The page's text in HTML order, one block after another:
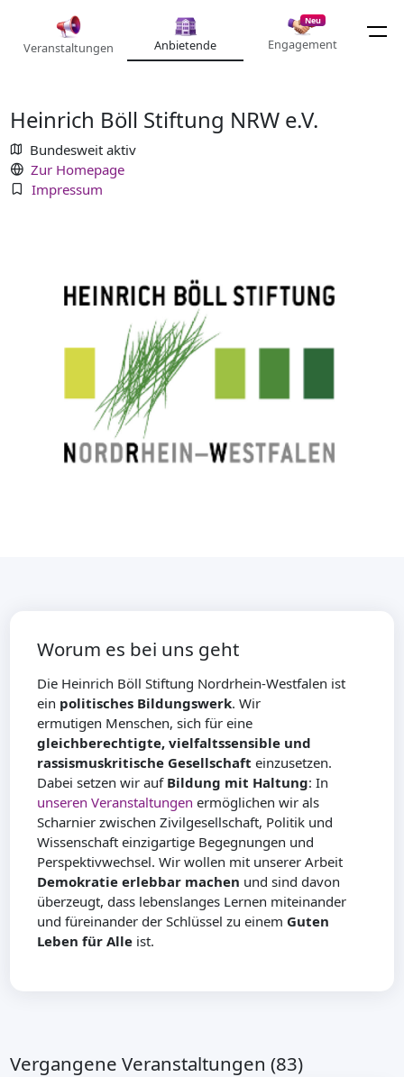
Veranstaltungen Anbietende
Neu
Engagement
Heinrich Böll Stiftung NRW e.V.
Bundesweit aktiv
Zur Homepage
Impressum
Worum es bei uns geht
Die Heinrich Böll Stiftung Nordrhein-Westfalen ist
ein politisches Bildungswerk. Wir
ermutigen Menschen, sich für eine
gleichberechtigte, vielfaltssensible und
rassismuskritische Gesellschaft einzusetzen.
Dabei setzen wir auf Bildung mit Haltung: In
unseren Veranstaltungen ermöglichen wir als
Scharnier zwischen Zivilgesellschaft, Politik und
Wissenschaft einzigartige Begegnungen und
Perspektivwechsel. Wir wollen mit unserer Arbeit
Demokratie erlebbar machen und sind davon
überzeugt, dass lebenslanges Lernen miteinander
und füreinander der Schlüssel zu einem Guten
Leben für Alle ist.
Vergangene Veranstaltungen (83)